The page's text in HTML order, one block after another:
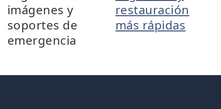
imágenes y
soportes de
emergencia
restauración
más rápidas